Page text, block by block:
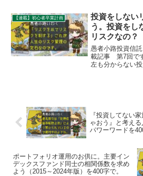
時手数料で吹き
初心者の方はく
ようにしてくだ
【連載】初心者卒業計画
投資をしない
う。投資をし
リスクなの？
愚者小路投資信
載記事 第7回で
左も分からない
『投資してない
ゃおう』と考え
パワーワードを
ポートフォリオ運用のお供に。主要イン
デックスファンド同士の相関係数を求め
よう（2015～2024年版）を400字で。